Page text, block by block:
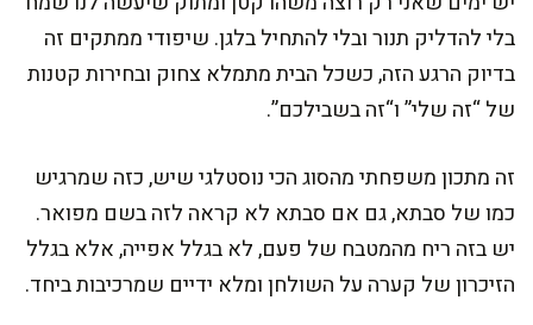
בלי להדליק תנור ובלי להתחיל בלגן. שיפודי ממתקים זה
בדיוק הרגע הזה, כשכל הבית מתמלא צחוק ובחירות קטנות
של “זה שלי” ו“זה בשבילכם”.
זה מתכון משפחתי מהסוג הכי נוסטלגי שיש, כזה שמרגיש
כמו של סבתא, גם אם סבתא לא קראה לזה בשם מפואר.
יש בזה ריח מהמטבח של פעם, לא בגלל אפייה, אלא בגלל
הזיכרון של קערה על השולחן ומלא ידיים שמרכיבות ביחד.